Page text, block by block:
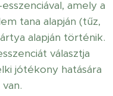
amely a
tana alapján (tűz,
alapján történik.
választja
jótékony hatására